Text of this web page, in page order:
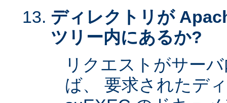
ディレクトリが
ツリー内にあるか?
リクエストがサー
ば、 要求されたデ